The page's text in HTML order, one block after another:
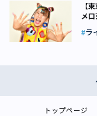
【
メ
ラ
トップページ